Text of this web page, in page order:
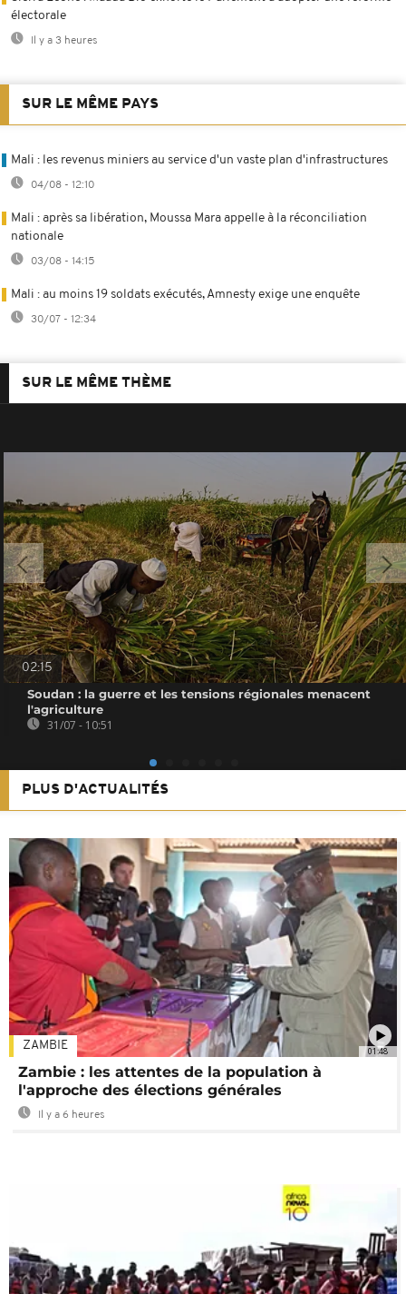
électorale
Il y a 3 heures
SUR LE MÊME PAYS
Mali : les revenus miniers au service d'un vaste plan d'infrastructures
04/08 - 12:10
Mali : après sa libération, Moussa Mara appelle à la réconciliation
nationale
03/08 - 14:15
Mali : au moins 19 soldats exécutés, Amnesty exige une enquête
30/07 - 12:34
SUR LE MÊME THÈME
02:15
Soudan : la guerre et les tensions régionales menacent
l'agriculture
31/07 - 10:51
PLUS D'ACTUALITÉS
01:48
ZAMBIE
Zambie : les attentes de la population à
l'approche des élections générales
Il y a 6 heures